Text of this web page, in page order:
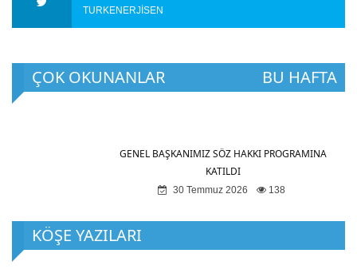
TURKENERJISEN
ÇOK OKUNANLAR BU HAFTA
GENEL BAŞKANIMIZ SÖZ HAKKI PROGRAMINA
KATILDI
30 Temmuz 2026 138
KÖŞE YAZILARI